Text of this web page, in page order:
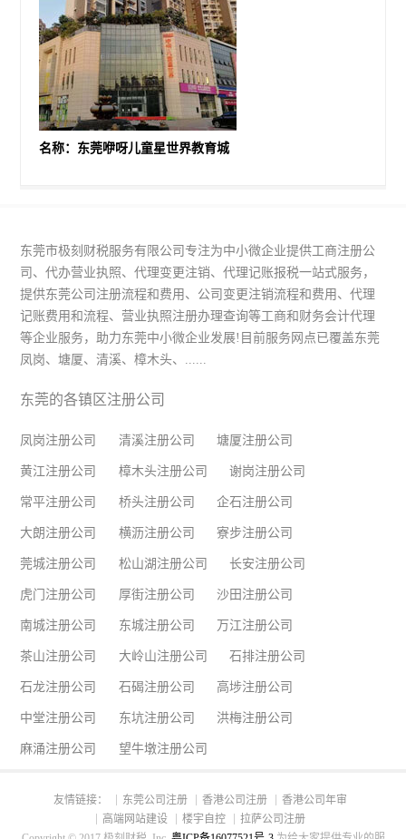
名称：东莞咿呀儿童星世界教育城
东莞市极刻财税服务有限公司专注为中小微企业提供工商注册公
司、代办营业执照、代理变更注销、代理记账报税一站式服务，
提供东莞公司注册流程和费用、公司变更注销流程和费用、代理
记账费用和流程、营业执照注册办理查询等工商和财务会计代理
等企业服务，助力东莞中小微企业发展!目前服务网点已覆盖东莞
凤岗、塘厦、清溪、樟木头、......
东莞的各镇区注册公司
凤岗注册公司 清溪注册公司 塘厦注册公司
黄江注册公司 樟木头注册公司 谢岗注册公司
常平注册公司 桥头注册公司 企石注册公司
大朗注册公司 横沥注册公司 寮步注册公司
莞城注册公司 松山湖注册公司 长安注册公司
虎门注册公司 厚街注册公司 沙田注册公司
南城注册公司 东城注册公司 万江注册公司
茶山注册公司 大岭山注册公司 石排注册公司
石龙注册公司 石碣注册公司 高埗注册公司
中堂注册公司 东坑注册公司 洪梅注册公司
麻涌注册公司 望牛墩注册公司
友情链接： 东莞公司注册 香港公司注册
香港公司年审
高端网站建设
楼宇自控
拉萨公司注册